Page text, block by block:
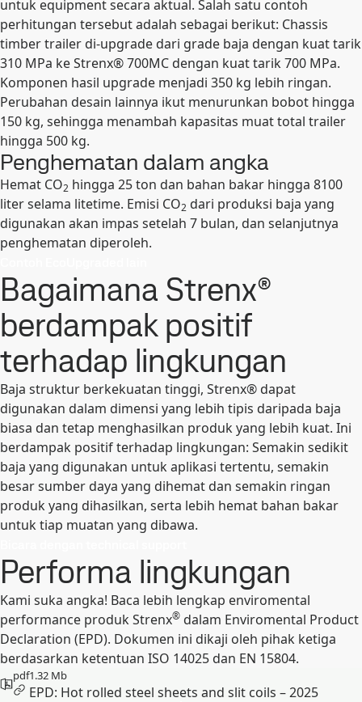
untuk equipment secara aktual. Salah satu contoh
perhitungan tersebut adalah sebagai berikut: Chassis
timber trailer di-upgrade dari grade baja dengan kuat tarik
310 MPa ke Strenx® 700MC dengan kuat tarik 700 MPa.
Komponen hasil upgrade menjadi 350 kg lebih ringan.
Perubahan desain lainnya ikut menurunkan bobot hingga
150 kg, sehingga menambah kapasitas muat total trailer
hingga 500 kg.
Penghematan dalam angka
Hemat CO2 hingga 25 ton dan bahan bakar hingga 8100
liter selama litetime. Emisi CO2 dari produksi baja yang
digunakan akan impas setelah 7 bulan, dan selanjutnya
penghematan diperoleh.
Bagaimana Strenx®
berdampak positif
terhadap lingkungan
Baja struktur berkekuatan tinggi, Strenx® dapat
digunakan dalam dimensi yang lebih tipis daripada baja
biasa dan tetap menghasilkan produk yang lebih kuat. Ini
berdampak positif terhadap lingkungan: Semakin sedikit
baja yang digunakan untuk aplikasi tertentu, semakin
besar sumber daya yang dihemat dan semakin ringan
produk yang dihasilkan, serta lebih hemat bahan bakar
untuk tiap muatan yang dibawa.
Performa lingkungan
Kami suka angka! Baca lebih lengkap enviromental
performance produk Strenx® dalam Enviromental Product
Declaration (EPD). Dokumen ini dikaji oleh pihak ketiga
berdasarkan ketentuan ISO 14025 dan EN 15804.
pdf1.32 Mb
EPD: Hot rolled steel sheets and slit coils – 2025